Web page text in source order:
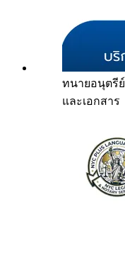
ทนายอนุตรีย์
และเอกสาร